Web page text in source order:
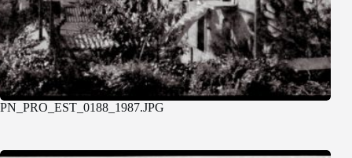
PN_PRO_EST_0188_1987.JPG